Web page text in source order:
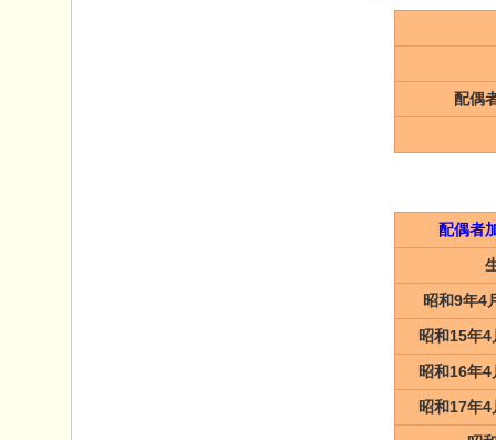
配偶
配偶者
昭和9年4
昭和15年
昭和16年
昭和17年